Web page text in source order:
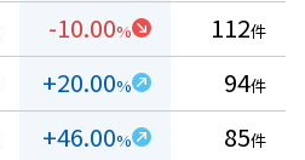
-10.00% 112件
+20.00% 94件
+46.00% 85件